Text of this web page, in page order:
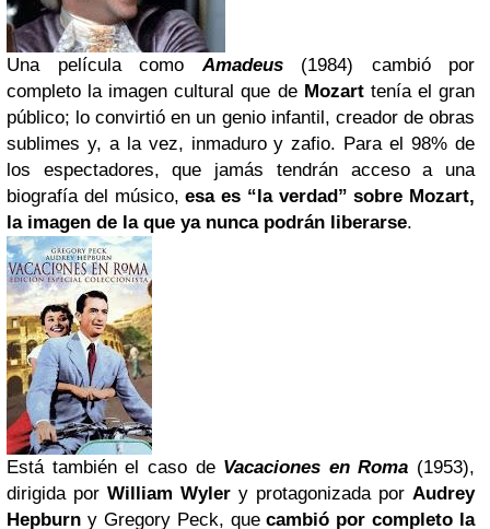
Una película comoAmadeus(1984) cambió por
completo la imagen cultural que de Mozarttenía el gran
público; lo convirtió en un genio infantil, creador de obras
sublimes y, a la vez, inmaduro y zafio. Para el 98% de
los espectadores, que jamás tendrán acceso a una
biografía del músico,esa es “la verdad” sobre Mozart,
la imagen de la que ya nunca podrán liberarse.
Está también el caso de Vacaciones en Roma (1953),
dirigida por William Wyler y protagonizada por Audrey
Hepburn y Gregory Peck, quecambió por completo la